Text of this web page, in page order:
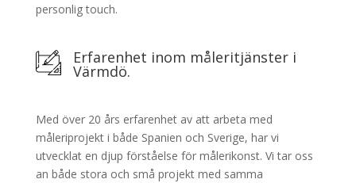
personlig touch.
Erfarenhet inom måleritjänster i
Värmdö.
Med över 20 års erfarenhet av att arbeta med
måleriprojekt i både Spanien och Sverige, har vi
utvecklat en djup förståelse för målerikonst. Vi tar oss
an både stora och små projekt med samma